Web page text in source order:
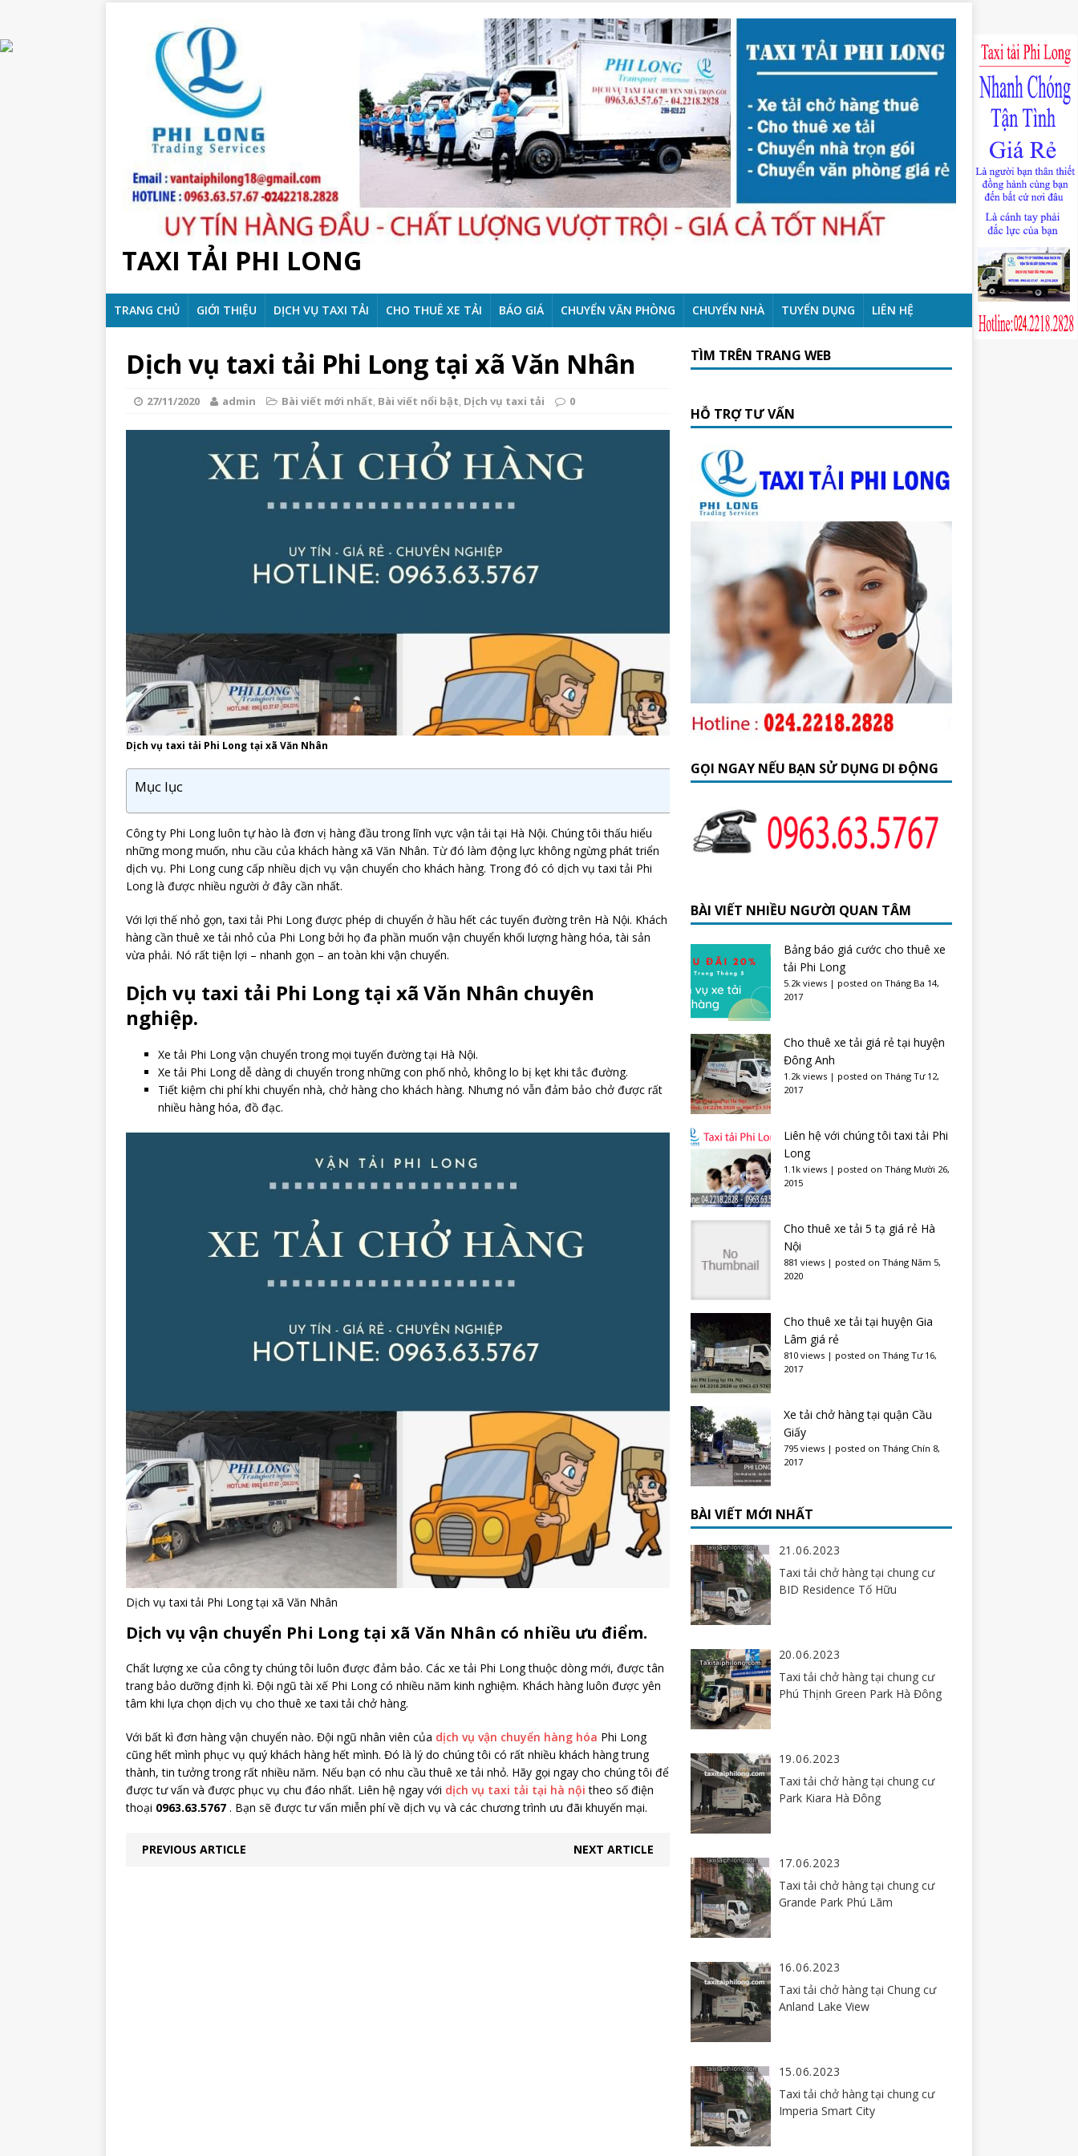
TAXI TẢI PHI LONG
TRANG CHỦ GIỚI THIỆU DỊCH VỤ TAXI TẢI CHO THUÊ XE TẢI BÁO GIÁ CHUYỂN VĂN PHÒNG CHUYỂN NHÀ TUYỂN DỤNG LIÊN HỆ
Dịch vụ taxi tải Phi Long tại xã Văn Nhân
27/11/2020 admin Bài viết mới nhất, Bài viết nổi bật, Dịch vụ taxi tải 0
Dịch vụ taxi tải Phi Long tại xã Văn Nhân
Mục lục
Công ty Phi Long luôn tự hào là đơn vị hàng đầu trong lĩnh vực vận tải tại Hà Nội. Chúng tôi thấu hiểu
những mong muốn, nhu cầu của khách hàng xã Văn Nhân. Từ đó làm động lực không ngừng phát triển
dịch vụ. Phi Long cung cấp nhiều dịch vụ vận chuyển cho khách hàng. Trong đó có dịch vụ taxi tải Phi
Long là được nhiều người ở đây cần nhất.
Với lợi thế nhỏ gọn, taxi tải Phi Long được phép di chuyển ở hầu hết các tuyến đường trên Hà Nội. Khách
hàng cần thuê xe tải nhỏ của Phi Long bởi họ đa phần muốn vận chuyển khối lượng hàng hóa, tài sản
vừa phải. Nó rất tiện lợi – nhanh gọn – an toàn khi vận chuyển.
Dịch vụ taxi tải Phi Long tại xã Văn Nhân chuyên
nghiệp.
Xe tải Phi Long vận chuyển trong mọi tuyến đường tại Hà Nội.
Xe tải Phi Long dễ dàng di chuyển trong những con phố nhỏ, không lo bị kẹt khi tắc đường.
Tiết kiệm chi phí khi chuyển nhà, chở hàng cho khách hàng. Nhưng nó vẫn đảm bảo chở được rất
nhiều hàng hóa, đồ đạc.
Dịch vụ taxi tải Phi Long tại xã Văn Nhân
Dịch vụ vận chuyển Phi Long tại xã Văn Nhân có nhiều ưu điểm.
Chất lượng xe của công ty chúng tôi luôn được đảm bảo. Các xe tải Phi Long thuộc dòng mới, được tân
trang bảo dưỡng định kì. Đội ngũ tài xế Phi Long có nhiều năm kinh nghiệm. Khách hàng luôn được yên
tâm khi lựa chọn dịch vụ cho thuê xe taxi tải chở hàng.
Với bất kì đơn hàng vận chuyển nào. Đội ngũ nhân viên của dịch vụ vận chuyển hàng hóa Phi Long
cũng hết mình phục vụ quý khách hàng hết mình. Đó là lý do chúng tôi có rất nhiều khách hàng trung
thành, tin tưởng trong rất nhiều năm. Nếu bạn có nhu cầu thuê xe tải nhỏ. Hãy gọi ngay cho chúng tôi để
được tư vấn và được phục vụ chu đáo nhất. Liên hệ ngay với dịch vụ taxi tải tại hà nộitheo số điện
thoại 0963.63.5767 . Bạn sẽ được tư vấn miễn phí về dịch vụ và các chương trình ưu đãi khuyến mại.
PREVIOUS ARTICLE NEXT ARTICLE
TÌM TRÊN TRANG WEB
HỖ TRỢ TƯ VẤN
GỌI NGAY NẾU BẠN SỬ DỤNG DI ĐỘNG
BÀI VIẾT NHIỀU NGƯỜI QUAN TÂM
Bảng báo giá cước cho thuê xe
tải Phi Long
5.2k views| posted on Tháng Ba 14,
2017
Cho thuê xe tải giá rẻ tại huyện
Đông Anh
1.2k views| posted on Tháng Tư 12,
2017
Liên hệ với chúng tôi taxi tải Phi
Long
1.1k views| posted on Tháng Mười 26,
2015
Cho thuê xe tải 5 tạ giá rẻ Hà
Nội
881 views| posted on Tháng Năm 5,
2020
Cho thuê xe tải tại huyện Gia
Lâm giá rẻ
810 views| posted on Tháng Tư 16,
2017
Xe tải chở hàng tại quận Cầu
Giấy
795 views| posted on Tháng Chín 8,
2017
BÀI VIẾT MỚI NHẤT
21.06.2023
Taxi tải chở hàng tại chung cư
BID Residence Tố Hữu
20.06.2023
Taxi tải chở hàng tại chung cư
Phú Thịnh Green Park Hà Đông
19.06.2023
Taxi tải chở hàng tại chung cư
Park Kiara Hà Đông
17.06.2023
Taxi tải chở hàng tại chung cư
Grande Park Phú Lãm
16.06.2023
Taxi tải chở hàng tại Chung cư
Anland Lake View
15.06.2023
Taxi tải chở hàng tại chung cư
Imperia Smart City